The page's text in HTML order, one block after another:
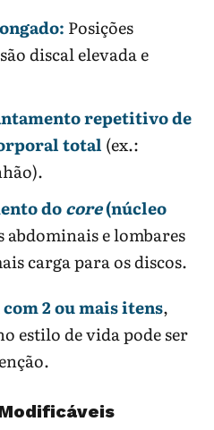
Posições
discal elevada e
repetitivo de
total (ex.:
docore(núcleo
abdominais e lombares
carga para os discos.
2 ou mais itens,
estilo de vida pode ser